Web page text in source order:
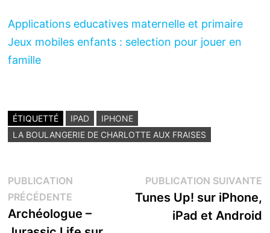
Applications educatives maternelle et primaire
Jeux mobiles enfants : selection pour jouer en
famille
ÉTIQUETTÉ IPAD
IPHONE
LA BOULANGERIE DE CHARLOTTE AUX FRAISES
Navigation
de
PUBLICATION
PRÉCÉDENTEPublication
précédente :
Archéologue –
PUBLICATION SUIVANTE
Tunes Up! sur iPhone,
iPad et Android